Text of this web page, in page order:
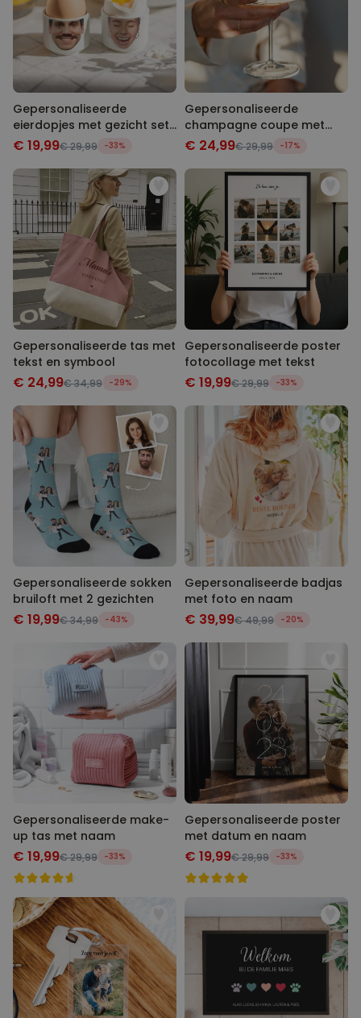
Gepersonaliseerde
eierdopjes met gezicht set
van twee
€ 19,99€ 29,99 -33%
Gepersonaliseerde
champagne coupe met
tekst
€ 24,99€ 29,99 -17%
Gepersonaliseerde tas met
tekst en symbool
€ 24,99€ 34,99 -29%
Gepersonaliseerde poster
fotocollage met tekst
€ 19,99€ 29,99 -33%
Gepersonaliseerde sokken
bruiloft met 2 gezichten
€ 19,99€ 34,99 -43%
Gepersonaliseerde badjas
met foto en naam
€ 39,99€ 49,99 -20%
Gepersonaliseerde make-
up tas met naam
€ 19,99€ 29,99 -33%
Gepersonaliseerde poster
met datum en naam
€ 19,99€ 29,99 -33%